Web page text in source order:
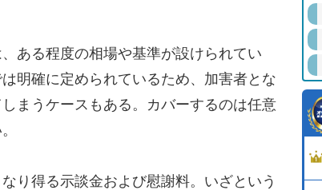
ある程度の相場や基準が設けられてい
明確に定められているため、加害者とな
まうケースもある。カバーするのは任意
り得る示談金および慰謝料。いざという